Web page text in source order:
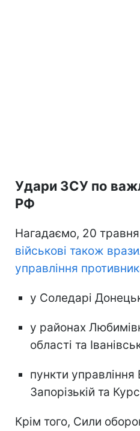
Удари ЗСУ по
РФ
Нагадаємо, 20 травня
військові також
управління
у Соледарі
у районах
області та
пункти
Запорізькій та
Крім того, Сили